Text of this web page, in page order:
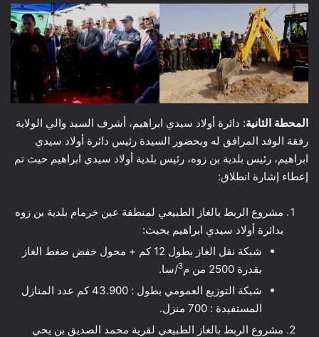
المحطة الثانية: دائرة أولاد سيدي ابراهيم، أشرف السيد والي الولاية
رفقة الوفد المرافق له وبحضور السيدة رئيس دائرة أولاد سيدي
ابراهيم، رئيس بلدية بن زوه، رئيس بلدية أولاد سيدي ابراهيم حيث تم
إعطاء إشارة انطلاق:
مشروع الربط بالغاز الطبيعي لمنطقة عين خرمام بلدية بن زوه
بدائرة أولاد سيدي ابراهيم بحيث:
شبكة نقل الغاز بطول 12 كم + محول خفض ضغط الغاز
بقدرة 2500 من م
3/سا.
شبكة التوزيع العمومي بطول : 43.900 كم عدد المنازل
المستفيدة : 700 منزل.
مشروع الربط بالغاز الطبيعي لقرية محمد الصديق بن يحي